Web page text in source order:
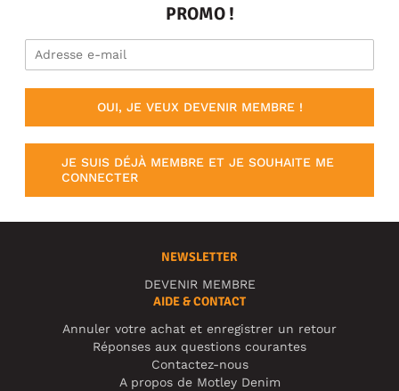
PROMO !
OUI, JE VEUX DEVENIR MEMBRE !
JE SUIS DÉJÀ MEMBRE ET JE SOUHAITE ME
CONNECTER
NEWSLETTER
DEVENIR MEMBRE
AIDE & CONTACT
Annuler votre achat et enregistrer un retour
Réponses aux questions courantes
Contactez-nous
A propos de Motley Denim